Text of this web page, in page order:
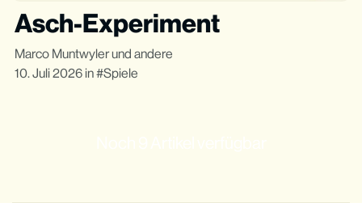
Asch-Experiment
Marco Muntwylerund andere
10. Juli 2026 in Spiele